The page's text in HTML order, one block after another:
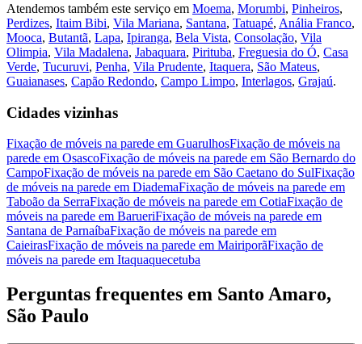
Atendemos também este serviço em Moema, Morumbi, Pinheiros,
Perdizes, Itaim Bibi, Vila Mariana, Santana, Tatuapé, Anália Franco,
Mooca, Butantã, Lapa, Ipiranga, Bela Vista, Consolação, Vila
Olimpia, Vila Madalena, Jabaquara, Pirituba, Freguesia do Ó, Casa
Verde, Tucuruvi, Penha, Vila Prudente, Itaquera, São Mateus,
Guaianases, Capão Redondo, Campo Limpo, Interlagos, Grajaú.
Cidades vizinhas
Fixação de móveis na parede em GuarulhosFixação de móveis na
parede em OsascoFixação de móveis na parede em São Bernardo do
CampoFixação de móveis na parede em São Caetano do SulFixação
de móveis na parede em DiademaFixação de móveis na parede em
Taboão da SerraFixação de móveis na parede em CotiaFixação de
móveis na parede em BarueriFixação de móveis na parede em
Santana de ParnaíbaFixação de móveis na parede em
CaieirasFixação de móveis na parede em MairiporãFixação de
móveis na parede em Itaquaquecetuba
Perguntas frequentes em Santo Amaro,
São Paulo